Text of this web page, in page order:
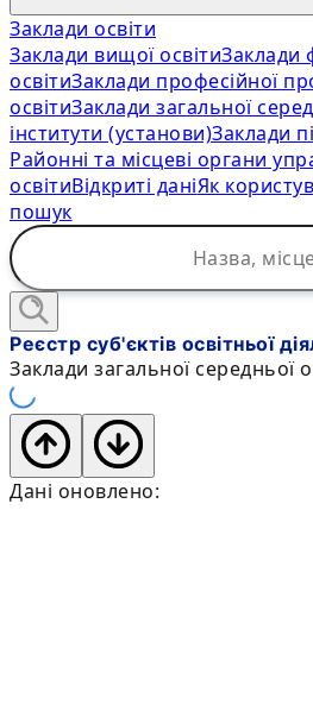
Заклади освіти
Заклади вищої освітиЗаклади
освітиЗаклади професійної
освітиЗаклади загальної
інститути (установи)Заклади
Районні та місцеві органи
освітиВідкриті даніЯк
пошук
Реєстр суб'єктів освітньої
Заклади загальної середньої
Дані оновлено: